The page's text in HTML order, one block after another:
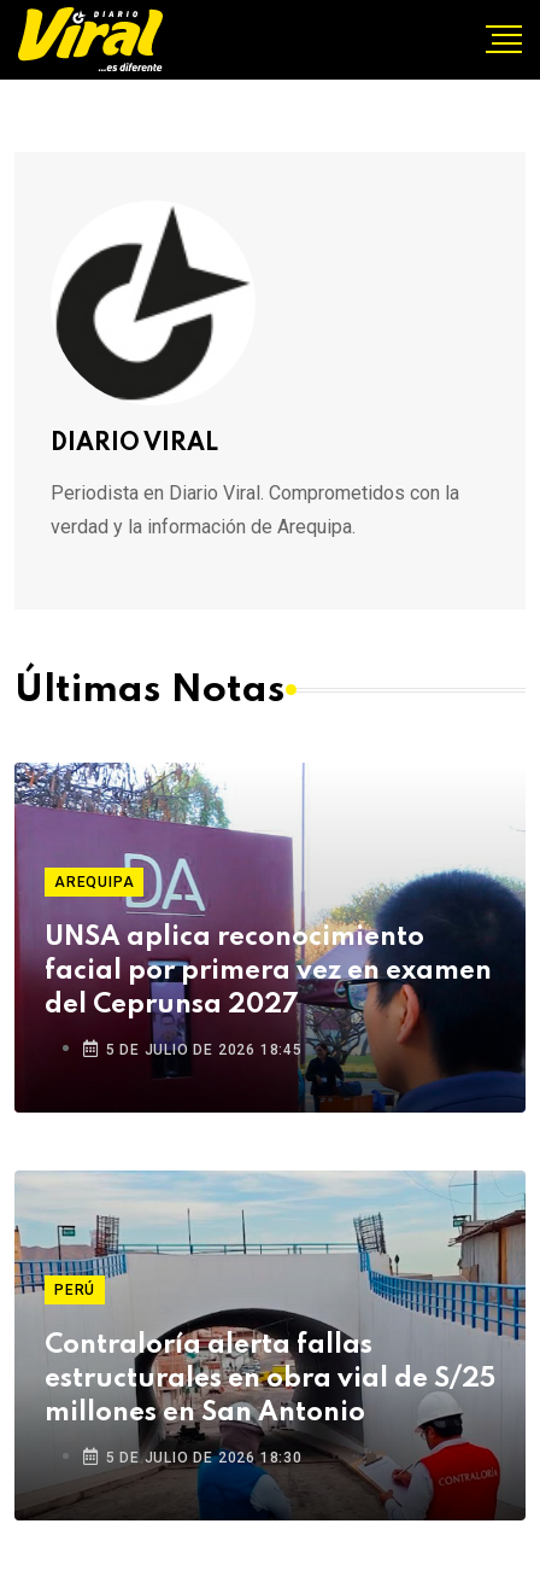
DIARIO VIRAL
Periodista en Diario Viral. Comprometidos con la
verdad y la información de Arequipa.
Últimas Notas
AREQUIPA
UNSA aplica reconocimiento
facial por primera vez en examen
del Ceprunsa 2027
5 DE JULIO DE 2026 18:45
PERÚ
Contraloría alerta fallas
estructurales en obra vial de S/25
millones en San Antonio
5 DE JULIO DE 2026 18:30